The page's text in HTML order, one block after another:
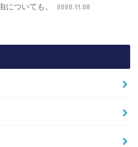
についても。
2020.11.08